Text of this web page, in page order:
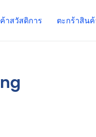
าสวัสดิการ ตะกร้าสิน